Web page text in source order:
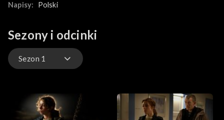
Napisy: Polski
Sezony i odcinki
Sezon 1
Sezon 2